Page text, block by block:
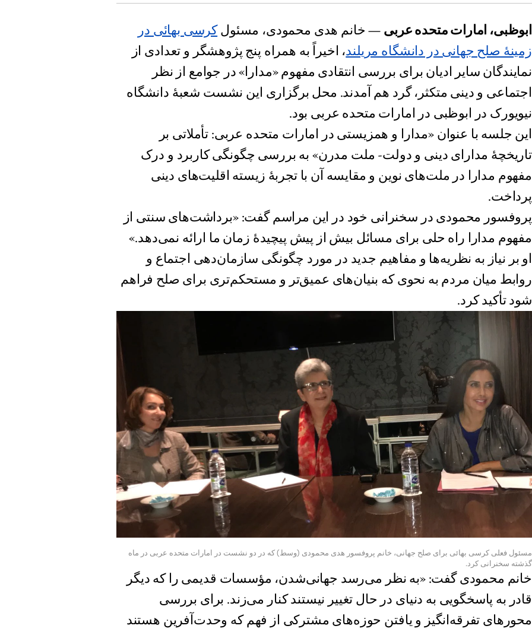
ابوظبی، امارات متحده عربی — خانم هدی محمودی، مسئولکرسی بهائی در
زمینۀ صلح جهانی در دانشگاه مریلند، اخیراً به همراه پنج پژوهشگر و تعدادی از
نمایندگان سایر ادیان برای بررسی انتقادی مفهوم «مدارا» در جوامع از نظر
اجتماعی و دینی متکثر، گرد هم آمدند. محل برگزاری این نشست شعبۀ دانشگاه
نیویورک در ابوظبی در امارات متحده عربی بود.
این جلسه با عنوان «مدارا و همزیستی در امارات متحده عربی: تأملاتی بر
تاریخچۀ مدارای دینی و دولت- ملت مدرن» به بررسی چگونگی کاربرد و درک
مفهوم مدارا در ملت‌های نوین و مقایسه آن با تجربۀ زیسته اقلیت‌های دینی
پرداخت.
پروفسور محمودی در سخنرانی خود در این مراسم گفت: «برداشت‌های سنتی از
مفهوم مدارا راه حلی برای مسائل بیش از پیش پیچیدۀ زمان ما ارائه نمی‌دهد.»
او بر نیاز به نظریه‌ها و مفاهیم جدید در مورد چگونگی سازمان‌دهی اجتماع و
روابط میان مردم به نحوی که بنیان‌های عمیق‌تر و مستحکم‌تری برای صلح فراهم
شود تأکید کرد.
مسئول فعلی کرسی بهائی برای صلح جهانی، خانم پروفسور هدی محمودی (وسط) که در دو نشست در امارات متحده عربی در ماه
گذشته سخنرانی کرد.
خانم محمودی گفت: «به نظر می‌رسد جهانی‌شدن، مؤسسات قدیمی را که دیگر
قادر به پاسخگویی به دنیای در حال تغییر نیستند کنار می‌زند. برای بررسی
محورهای تفرقه‌انگیز و یافتن حوزه‌های مشترکی از فهم که وحدت‌آفرین هستند